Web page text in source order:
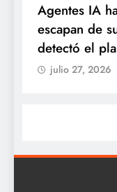
Agentes IA
escapan de
detectó el
julio 27, 2026